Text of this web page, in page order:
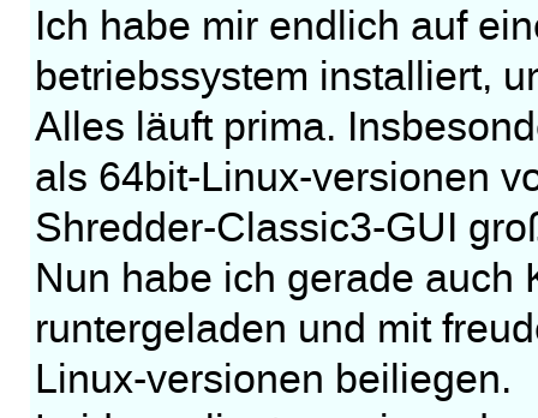
Ich habe mir endlich auf
betriebssystem installiert,
Alles läuft prima.
als 64bit-Linux-versionen
Shredder-Classic3-GUI
Nun habe ich gerade auch
runtergeladen und mit
Linux-versionen beiliegen.